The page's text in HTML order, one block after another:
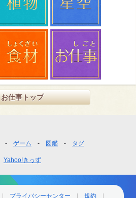
お仕事トップ
ゲーム 図鑑 タグ
Yahoo!きっず
プライバシーセンター 規約